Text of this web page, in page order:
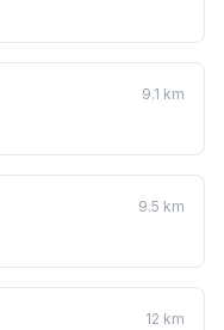
9.1 km
9.5 km
12 km